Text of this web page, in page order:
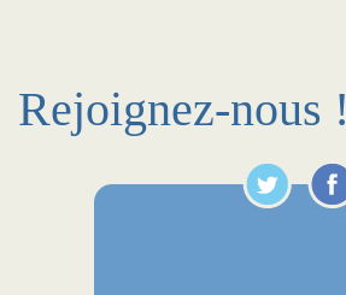
Rejoignez-nous !